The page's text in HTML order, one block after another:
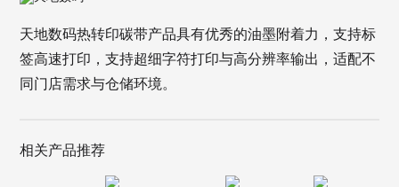
天地数码热转印碳带产品具有优秀的油墨附着力，支持标
签高速打印，支持超细字符打印与高分辨率输出，适配不
同门店需求与仓储环境。
相关产品推荐